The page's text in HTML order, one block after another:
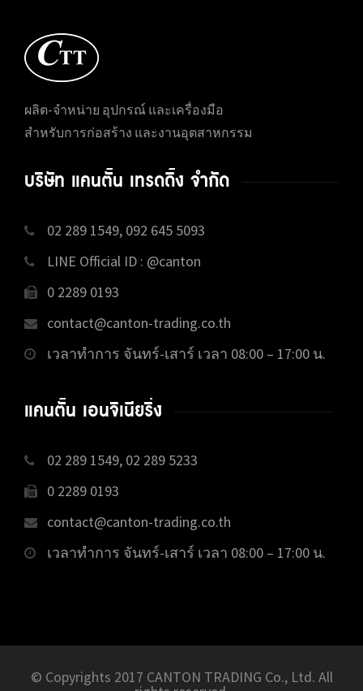
ผลิต-จำหน่าย อุปกรณ์ และเครื่องมือ
สำหรับการก่อสร้าง และงานอุตสาหกรรม
บริษัท แคนตั้น เทรดดิ้ง จำกัด
02 289 1549, 092 645 5093
LINE Official ID : @canton
0 2289 0193
contact@canton-trading.co.th
เวลาทำการ จันทร์-เสาร์ เวลา 08:00 – 17:00 น.
แคนตั้น เอนจิเนียริ่ง
02 289 1549, 02 289 5233
0 2289 0193
contact@canton-trading.co.th
เวลาทำการ จันทร์-เสาร์ เวลา 08:00 – 17:00 น.
© Copyrights 2017 CANTON TRADING Co., Ltd. All